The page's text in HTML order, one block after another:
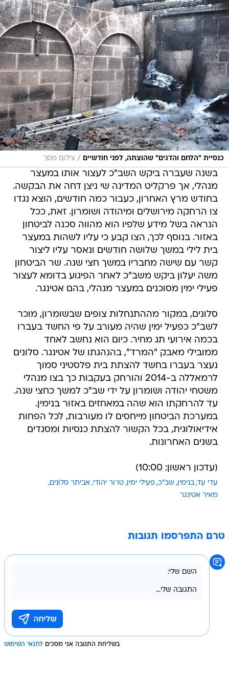
כנסיית "הלחם והדגים" שהוצתה, לפני חודשיים / צילום מסך
בשנה שעברה ביקש השב"כ לעצור אותו במעצר
מנהלי, אך פרקליט המדינה שי ניצן דחה את הבקשה.
בחודש מרץ האחרון, כעבור כמה חודשים, הוצא נגדו
צו הרחקה מירושלים ומיהודה ושומרון. זאת, ככל
הנראה בשל מידע שלפיו הוא מהווה סכנה לביטחון
באזור. בנוסף לכך, הצו קבע כי עליו לשהות במעצר
בית לילי במשך שלושה חודשים ונאסר עליו ליצור
קשר עם שישה מחבריו במשך חצי שנה. שר הביטחון
משה יעלון ביקש משב"כ לאחר הפיגוע בדומא לעצור
פעילי ימין מסוכנים במעצר מנהלי, בהם אטינגר.
סלונים, במקור מההתנחלות צופים שבשומרון, מוכר
לשב"כ כפעיל ימין שהיה מעורב על פי החשד בעברו
בכמה אירועי תג מחיר. כיום הוא נחשב לאחד
ממובילי מאבק "המרד", בהנהגתו של אטינגר. סלונים
נעצר בעברו בחשד להצתת בית פלסטיני סמוך
לרמאללה ב-2014 והורחק בעקבות כך בצו מנהלי
משטחי יהודה ושומרון על ידי שב"כ למשך כחצי שנה.
עד להרחקתו הוא שהה במאחזים באזור בנימין.
במערכת הביטחון מייחסים לו מעורבות, לכל הפחות
אידיאולוגית, בכל הקשור להצתת כנסיות ומסגדים
בשנים האחרונות.
(עדכון ראשון: 10:00)
עדי עד בנימין שב"כ פעילי ימין טרור יהודי אביתר סלונים
מאיר אטינגר
טרם התפרסמו תגובות
בשליחת התגובה אני מסכים לתנאי השימוש